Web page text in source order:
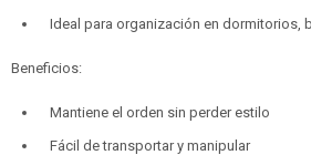
Ideal para organización en dormitorios,
Beneficios:
Mantiene el orden sin perder estilo
Fácil de transportar y manipular